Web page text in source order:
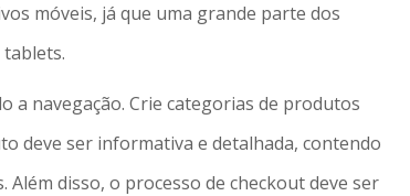
móveis, já que uma grande parte dos
a navegação. Crie categorias de produtos
deve ser informativa e detalhada, contendo
Além disso, o processo de checkout deve ser